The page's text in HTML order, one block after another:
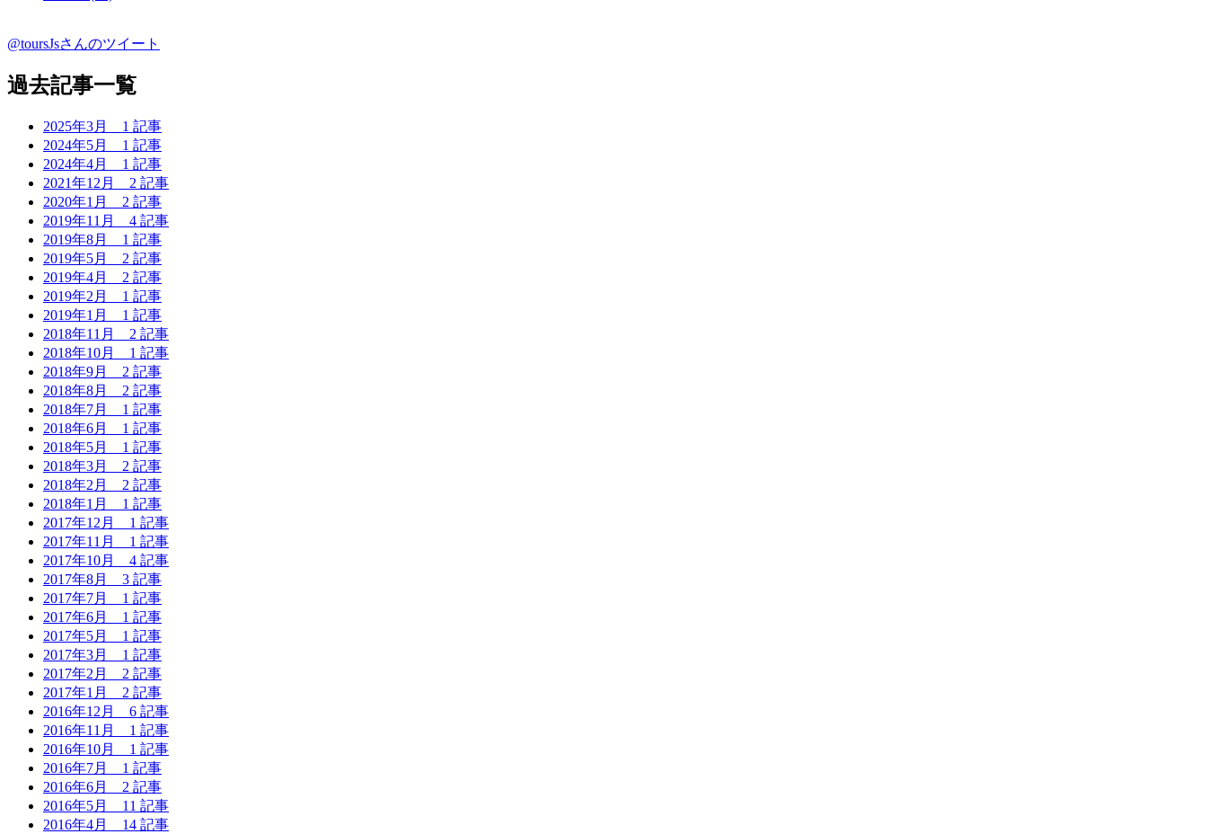
@toursJsさんのツイート
過去記事一覧
2025年3月 1 記事
2024年5月 1 記事
2024年4月 1 記事
2021年12月 2 記事
2020年1月 2 記事
2019年11月 4 記事
2019年8月 1 記事
2019年5月 2 記事
2019年4月 2 記事
2019年2月 1 記事
2019年1月 1 記事
2018年11月 2 記事
2018年10月 1 記事
2018年9月 2 記事
2018年8月 2 記事
2018年7月 1 記事
2018年6月 1 記事
2018年5月 1 記事
2018年3月 2 記事
2018年2月 2 記事
2018年1月 1 記事
2017年12月 1 記事
2017年11月 1 記事
2017年10月 4 記事
2017年8月 3 記事
2017年7月 1 記事
2017年6月 1 記事
2017年5月 1 記事
2017年3月 1 記事
2017年2月 2 記事
2017年1月 2 記事
2016年12月 6 記事
2016年11月 1 記事
2016年10月 1 記事
2016年7月 1 記事
2016年6月 2 記事
2016年5月 11 記事
2016年4月 14 記事